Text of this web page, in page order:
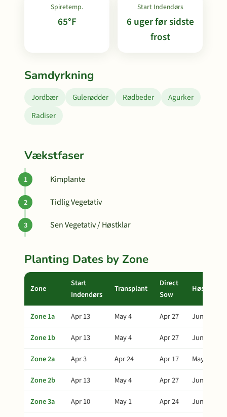
Spiretemp.
65°F
Start Indendørs
6 uger før sidste
frost
Samdyrkning
Jordbær Gulerødder Rødbeder
Agurker
Radiser
Vækstfaser
Kimplante
Tidlig Vegetativ
Sen Vegetativ / Høstklar
Planting Dates by Zone
Zone
Start
Indendørs
Transplant
Direct
Sow
Høst
Zone 1a Apr 13 May 4 Apr 27
Jun 8
Zone 1b
Apr 13 May 4 Apr 27
Jun 8
Zone 2a
Apr 3 Apr 24 Apr 17
May 29
Zone 2b
Apr 13 May 4 Apr 27
Jun 8
Zone 3a
Apr 10 May 1 Apr 24
Jun 5